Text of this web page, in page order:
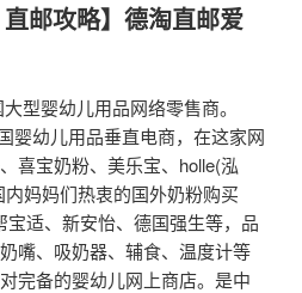
邮攻略】德淘直邮爱
型婴幼儿用品网络零售商。
婴幼儿用品垂直电商，在这家网
喜宝奶粉、美乐宝、holle(泓
妈妈们热衷的国外奶粉购买
宝适、新安怡、德国强生等，品
嘴、吸奶器、辅食、温度计等
完备的婴幼儿网上商店。是中